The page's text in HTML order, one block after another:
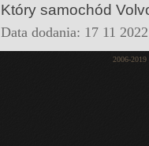
Który samochód
Data dodania: 17 11
2006-